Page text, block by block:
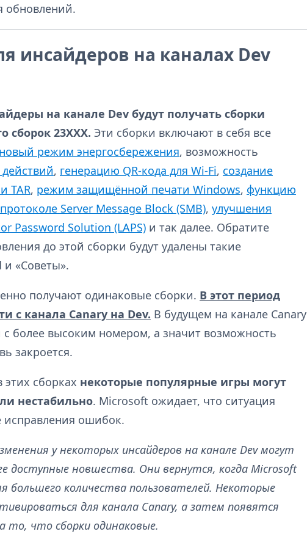
обновлений.
инсайдеров на каналах Dev
на канале Dev будут получать сборки
сборок 23XXX. Эти сборки включают в себя все
новый режим энергосбережения, возможность
, генерацию QR-кода для Wi-Fi, создание
TAR, режим защищённой печати Windows, функцию
Server Message Block (SMB), улучшения
Password Solution (LAPS) и так далее. Обратите
до этой сборки будут удалены такие
и «Советы».
получают одинаковые сборки. В этот период
с канала Canary на Dev. В будущем на канале Canary
с более высоким номером, а значит возможность
закроется.
сборках некоторые популярные игры могут
нестабильно. Microsoft ожидает, что ситуация
исправления ошибок.
у некоторых инсайдеров на канале Dev могут
доступные новшества. Они вернутся, когда Microsoft
большего количества пользователей. Некоторые
для канала Canary, а затем появятся
то, что сборки одинаковые.